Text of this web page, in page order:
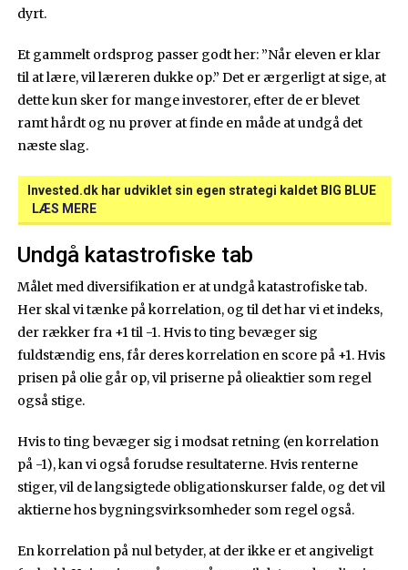
dyrt.
Et gammelt ordsprog passer godt her: ”Når eleven er klar
til at lære, vil læreren dukke op.” Det er ærgerligt at sige, at
dette kun sker for mange investorer, efter de er blevet
ramt hårdt og nu prøver at finde en måde at undgå det
næste slag.
Invested.dk har udviklet sin egen strategi kaldet BIG BLUE
LÆS MERE
Undgå katastrofiske tab
Målet med diversifikation er at undgå katastrofiske tab.
Her skal vi tænke på korrelation, og til det har vi et indeks,
der rækker fra +1 til -1. Hvis to ting bevæger sig
fuldstændig ens, får deres korrelation en score på +1. Hvis
prisen på olie går op, vil priserne på olieaktier som regel
også stige.
Hvis to ting bevæger sig i modsat retning (en korrelation
på -1), kan vi også forudse resultaterne. Hvis renterne
stiger, vil de langsigtede obligationskurser falde, og det vil
aktierne hos bygningsvirksomheder som regel også.
En korrelation på nul betyder, at der ikke er et angiveligt